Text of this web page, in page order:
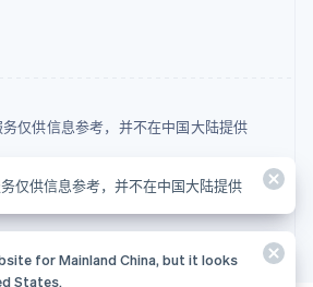
仅供信息参考，并不在中国大陆提供
仅供信息参考，并不在中国大陆提供
for Mainland China, but it looks
States.